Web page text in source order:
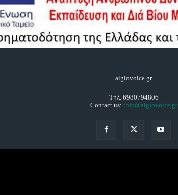
aigiovoice.gr
Τηλ. 6980794806
Contact us: info@aigiovoice.gr